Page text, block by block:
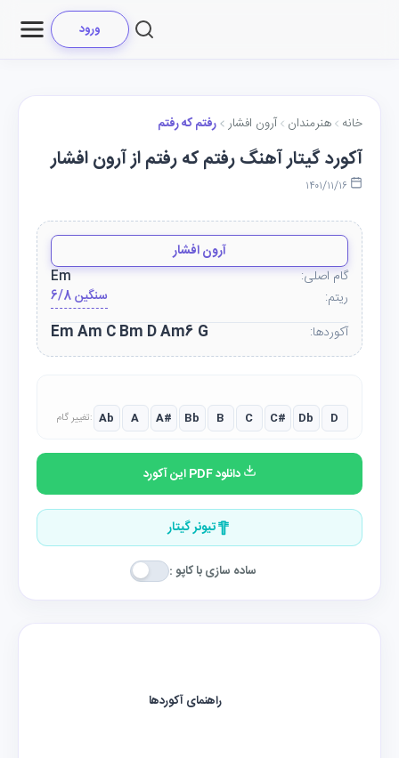
ورود
خانه هنرمندان آرون افشار رفتم که رفتم
آکورد گیتار آهنگ رفتم که رفتم از آرون افشار
آرون افشار
گام اصلی:
Em
ریتم:
6/8 سنگین
آکوردها:
Em Am C Bm D Am6 G
تغییر گام: Ab A A# Bb B C C# Db D
دانلود PDF این آکورد
تیونر گیتار
ساده سازی با کاپو :
راهنمای آکوردها